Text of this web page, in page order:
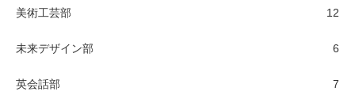
美術工芸部 12
未来デザイン部 6
英会話部 7